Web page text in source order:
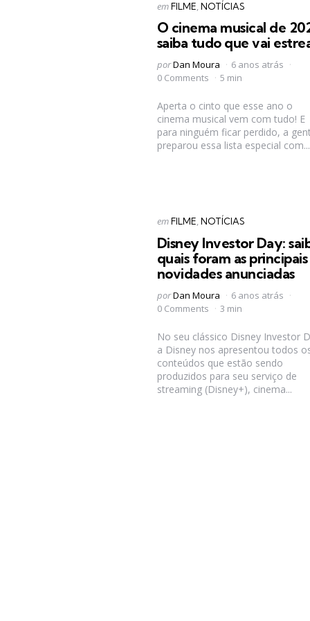
Categorias
Postado
em FILME NOTÍCIAS
O cinema musical de
saiba tudo que vai
Postado
por
porDan Moura
6 anos atrás
0 Comments
5 min
Aperta o cinto que esse ano o
cinema musical vem com tudo! E
para ninguém ficar perdido, a
preparou essa lista especial com...
Categorias
Postado
em FILME NOTÍCIAS
Disney Investor Day:
quais foram as principais
novidades anunciadas
Postado
por
porDan Moura
6 anos atrás
0 Comments
3 min
No seu clássico Disney Investor
a Disney nos apresentou todos
conteúdos que estão sendo
produzidos para seu serviço de
streaming (Disney+), cinema...